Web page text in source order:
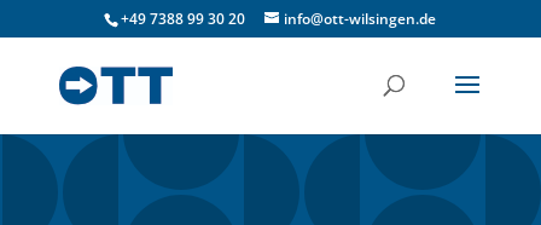
+49 7388 99 30 20 info@ott-wilsingen.de